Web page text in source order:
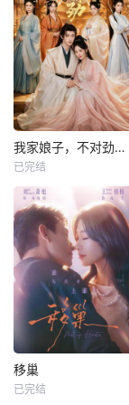
我家娘子，不对劲第四季
已完结
移巢
已完结